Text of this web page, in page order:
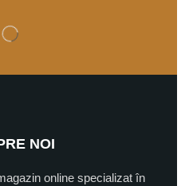
NOI
online specializat în